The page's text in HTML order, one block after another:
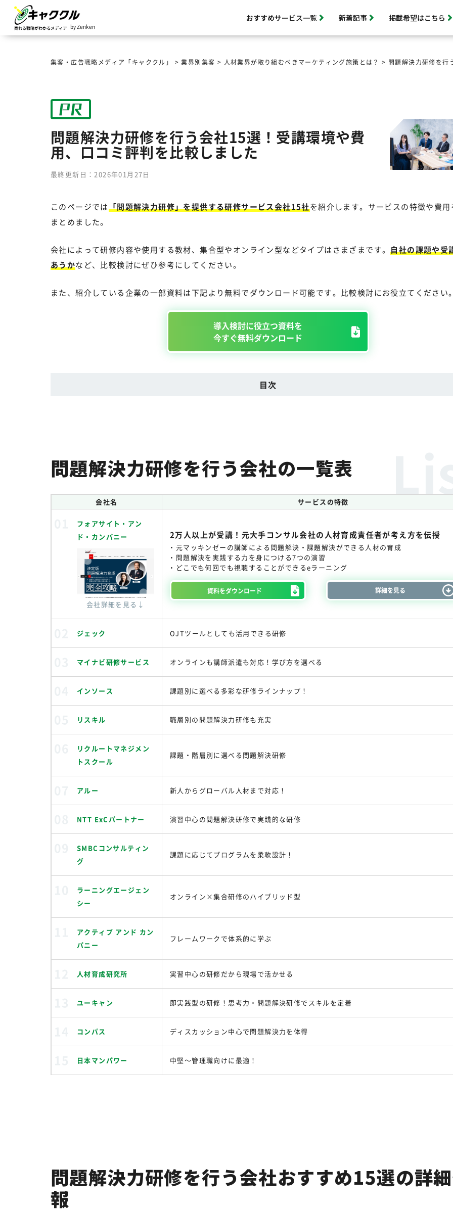
by Zenken
おすすめサービス一覧 新着記事 掲載希望はこちら
集客・広告戦略メディア「キャククル」 >業界別集客 > 人材業界が取り組むべきマーケティング施策とは？ > 問題解決力研修を行
問題解決力研修を行う会社15選！受講環境や費
用、口コミ評判を比較しました
最終更新日：2026年01月27日
このページでは 「問題解決力研修」を提供する研修サービス会社15社を紹介します。サービスの特徴や費
まとめました。
会社によって研修内容や使用する教材、集合型やオンライン型などタイプはさまざまです。 自社の課題や受
あうかなど、比較検討にぜひ参考にしてください。
また、紹介している企業の一部資料は下記より無料でダウンロード可能です。比較検討にお役立てください
導入検討に役立つ資料を
今すぐ無料ダウンロード
目次
問題解決力研修を行う会社の一覧表
会社名 サービスの特徴
フォアサイト・アン
ド・カンパニー
会社詳細を見る↓
2万人以上が受講！元大手コンサル会社の人材育成責任者が考え方を伝授
元マッキンゼーの講師による問題解決・課題解決ができる人材の育成
問題解決を実践する力を身につける7つの演習
どこでも何回でも視聴することができるeラーニング
資料をダウンロード 詳細を見る
ジェック OJTツールとしても活用できる研修
マイナビ研修サービス オンラインも講師派遣も対応！学び方を選べる
インソース 課題別に選べる多彩な研修ラインナップ！
リスキル 職層別の問題解決力研修も充実
リクルートマネジメン
トスクール
課題・階層別に選べる問題解決研修
アルー 新人からグローバル人材まで対応！
NTT ExCパートナー 演習中心の問題解決研修で実践的な研修
SMBCコンサルティン
グ
課題に応じてプログラムを柔軟設計！
ラーニングエージェン
シー
オンライン×集合研修のハイブリッド型
アクティブ アンド カン
パニー
フレームワークで体系的に学ぶ
人材育成研究所 実習中心の研修だから現場で活かせる
ユーキャン 即実践型の研修！思考力・問題解決研修でスキルを定着
コンパス ディスカッション中心で問題解決力を体得
日本マンパワー 中堅～管理職向けに最適！
問題解決力研修を行う会社おすすめ15選の詳
報